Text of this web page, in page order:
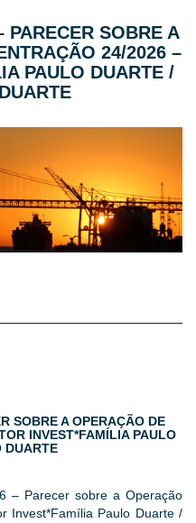
PARECER SOBRE A
24/2026 –
PAULO DUARTE /
SOBRE A OPERAÇÃO DE
INVEST*FAMÍLIA PAULO
DUARTE
– Parecer sobre a Operação
Invest*Família Paulo Duarte /